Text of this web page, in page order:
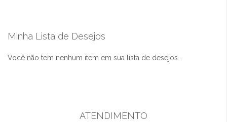
Minha Lista de Desejos
Você não tem nenhum item em sua lista de desejos.
ATENDIMENTO